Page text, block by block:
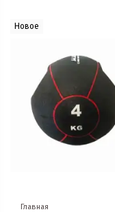
Новое
Главная